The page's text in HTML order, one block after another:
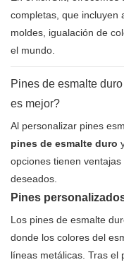
completas, que incluyen
moldes, igualación de
el mundo.
Pines de esmalte
es mejor?
Al personalizar pines
pines de esmalte duro
opciones tienen
deseados.
Pines
Los pines de esmalte
donde los colores del
líneas metálicas. Tras el